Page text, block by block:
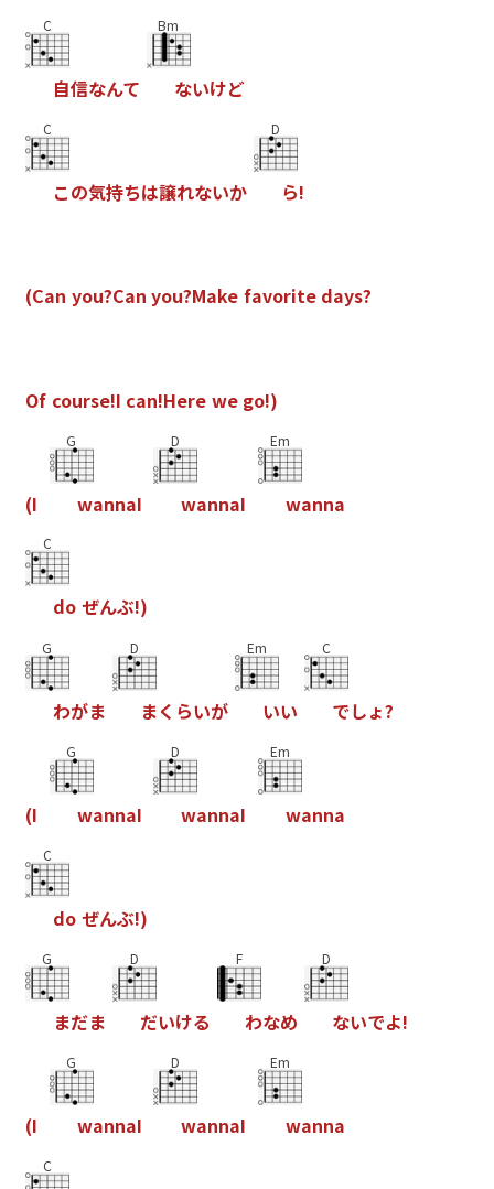
C
自信なんて
Bm
ないけど
C
この気持ちは譲れないか
D
ら!
(Can you?Can you?Make favorite days?
Of course!I can!Here we go!)
(I
G
wannaI
D
wannaI
Em
wanna
C
do ぜんぶ!)
G
わがま
D
まく らいが
Em
いい
C
でしょ?
(I
G
wannaI
D
wannaI
Em
wanna
C
do ぜんぶ!)
G
まだま
D
だいける
F
わなめ
D
ないでよ!
(I
G
wannaI
D
wannaI
Em
wanna
C